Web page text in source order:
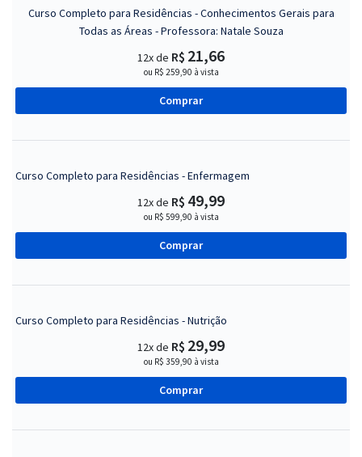
Curso Completo para Residências - Conhecimentos Gerais para
Todas as Áreas - Professora: Natale Souza
12x de R$ 21,66
ou R$ 259,90 à vista
Comprar
Curso Completo para Residências - Enfermagem
12x de R$ 49,99
ou R$ 599,90 à vista
Comprar
Curso Completo para Residências - Nutrição
12x de R$ 29,99
ou R$ 359,90 à vista
Comprar